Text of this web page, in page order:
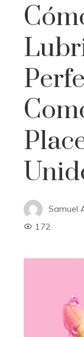
Samuel
172